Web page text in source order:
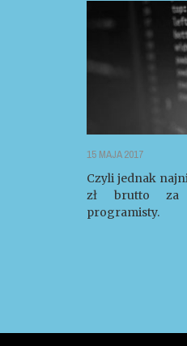
15 MAJA 2017
Czyli jednak
zł brutto za
programisty.